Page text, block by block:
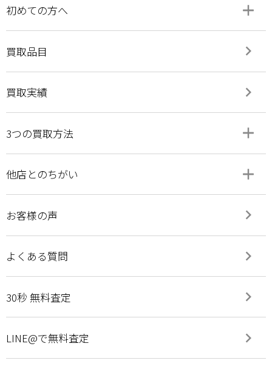
初めての方へ add
remove
買取品目 keyboard_arrow_right
買取実績 keyboard_arrow_right
3つの買取方法 add
remove
他店とのちがい add
remove
お客様の声 keyboard_arrow_right
よくある質問 keyboard_arrow_right
30秒 無料査定 keyboard_arrow_right
LINE@で無料査定 keyboard_arrow_right